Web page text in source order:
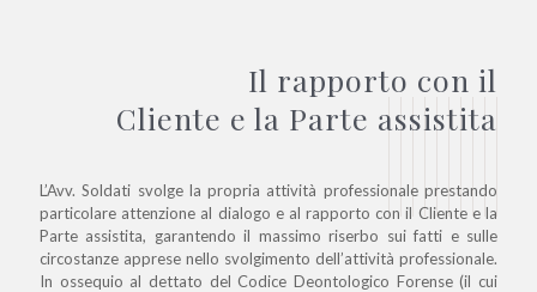
Il rapporto con il
Cliente e la Parte assistita
L’Avv. Soldati svolge la propria attività professionale prestando
particolare attenzione al dialogo e al rapporto con il Cliente e la
Parte assistita, garantendo il massimo riserbo sui fatti e sulle
circostanze apprese nello svolgimento dell’attività professionale.
In ossequio al dettato del Codice Deontologico Forense (il cui